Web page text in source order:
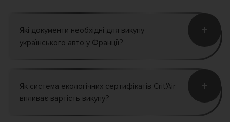
Які документи необхідні для викупу
українського авто у Франції?
+
Як система екологічних сертифікатів Crit'Air
впливає вартість викупу?
+